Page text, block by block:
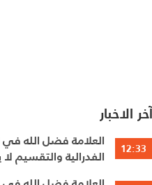
آخر الاخبار
12:33
العلامة فضل الله في
الفدرالية